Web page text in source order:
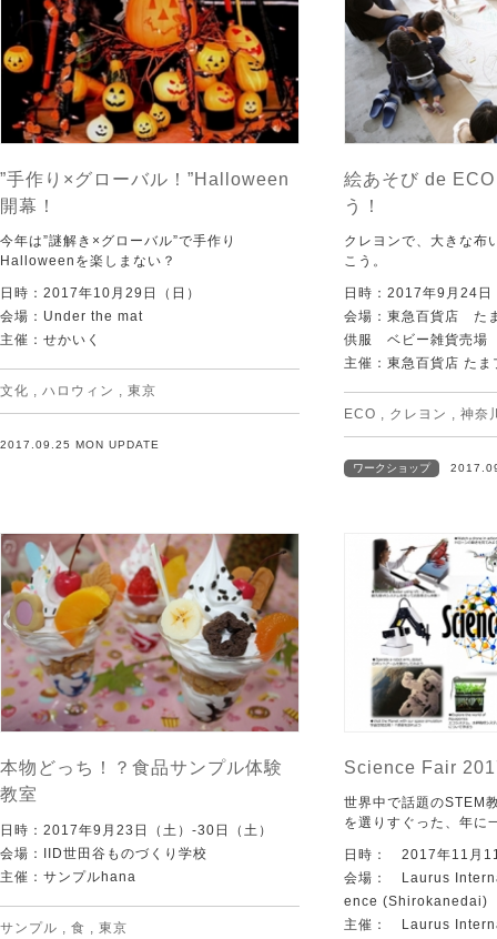
”手作り×グローバル！”Halloween
開幕！
今年は”謎解き×グローバル”で手作り
Halloweenを楽しまない？
日時：2017年10月29日（日）
会場：Under the mat
主催：せかいく
文化 , ハロウィン , 東京
2017.09.25 MON UPDATE
絵あそび de
う！
クレヨンで、大きな布
こう。
日時：2017年9月24日
会場：東急百貨店
供服 ベビー雑貨売場
主催：東急百貨店 た
ECO , クレヨン , 神奈
ワークショップ
本物どっち！？食品サンプル体験
教室
日時：2017年9月23日（土）-30日（土）
会場：IID世田谷ものづくり学校
主催：サンプルhana
サンプル , 食 , 東京
Science Fair
世界中で話題のSTEM
を選りすぐった、年
日時： 2017年11月
会場： Laurus
ence (Shirokanedai)
主催： Laurus